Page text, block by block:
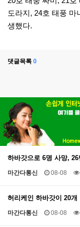
도라지, 24호 태풍
생했다.
댓글목록 0
하바갓으로 6명 사망,
마간다통신 08-08
허리케인 하바갓이 20
마간다통신 08-08